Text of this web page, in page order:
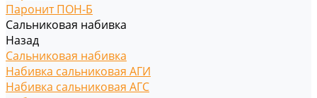
Паронит ПОН-Б
Сальниковая набивка
Назад
Сальниковая набивка
Набивка сальниковая АГИ
Набивка сальниковая АГС